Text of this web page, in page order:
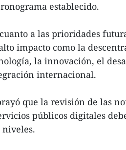
establecido.
a las prioridades
impacto como la
la innovación, el
internacional.
que la revisión de las
públicos digitales
niveles.